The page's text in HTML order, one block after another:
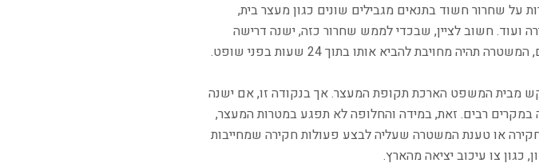
על שחרור חשוד בתנאים מגבילים שונים כגון מעצר בית,
ועוד. חשוב לציין, שבכדי לממש שחרור כזה, ישנה דרישה
מחויבת להביא אותו בתוך 24 שעות בפני שופט.
מבית המשפט הארכת תקופת המעצר. אך בנקודה זו, אם ישנה
רבים. זאת, במידה והחלופה לא תפגע במטרות המעצר,
חקירה או טענת המשטרה שעליה לבצע פעולות חקירה שמחייבות
צו עיכוב יציאה מהארץ.